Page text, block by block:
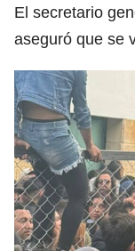
El secretario
aseguró que se